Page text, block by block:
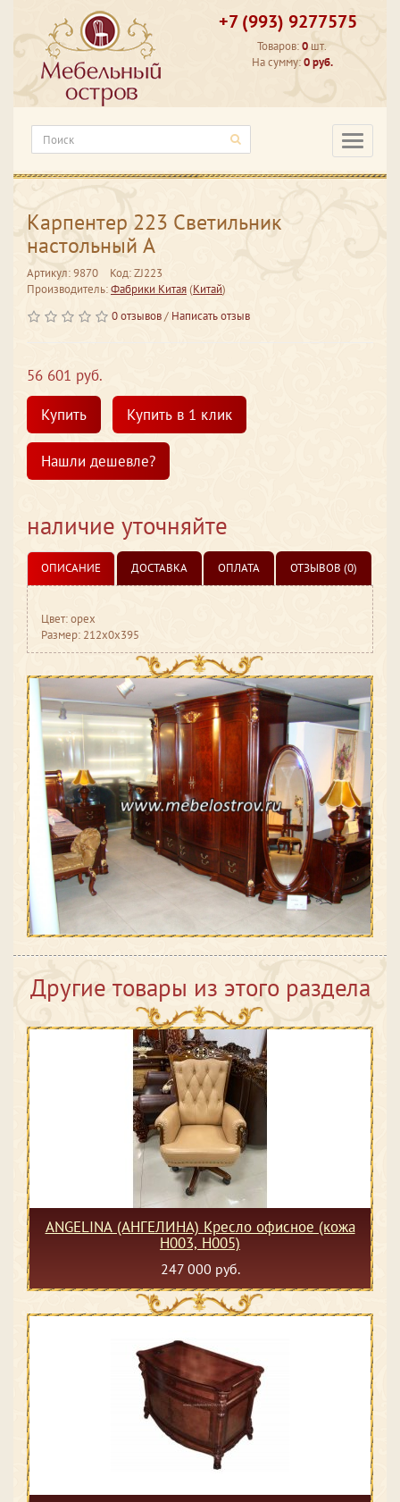
+7 (993) 9277575
Товаров:0 шт.
На сумму:0 руб.
Карпентер 223 Светильник
настольный А
Артикул: 9870
Код: ZJ223
Производитель:Фабрики Китая(Китай)
0 отзывов/ Написать отзыв
56 601 руб.
Купить
Купить в 1 клик
Нашли дешевле?
наличие уточняйте
ОПИСАНИЕ ДОСТАВКА ОПЛАТА ОТЗЫВОВ (0)
Цвет: орех
Размер: 212x0x395
Другие товары из этого раздела
ANGELINA (АНГЕЛИНА) Кресло офисное (кожа
Н003, Н005)
247 000 руб.